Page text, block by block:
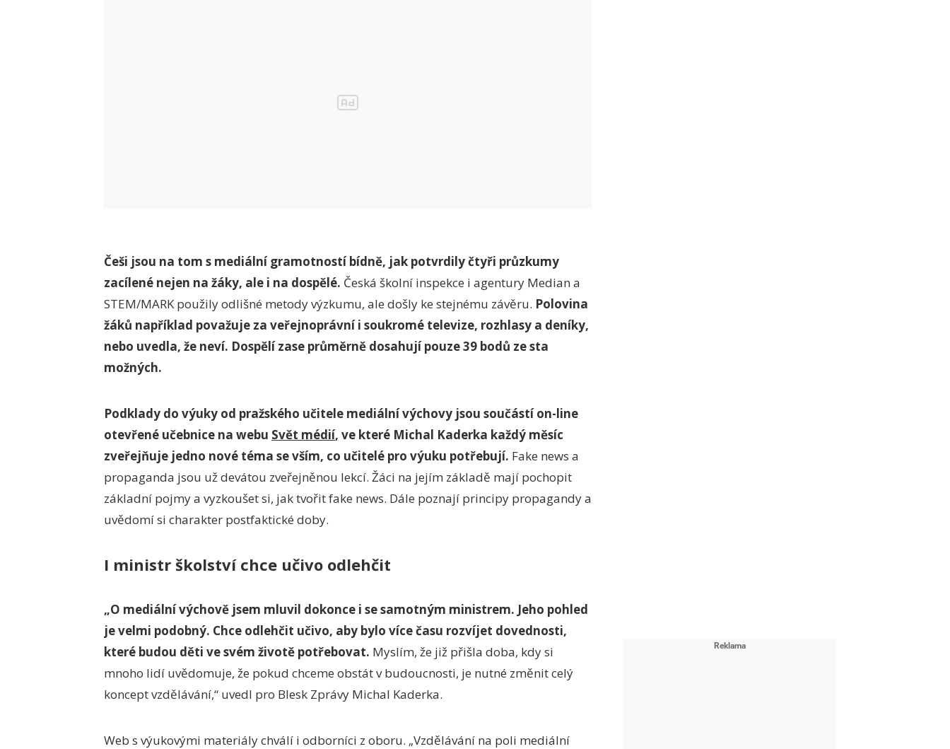
Češi jsou na tom s mediální gramotností bídně, jak potvrdily čtyři průzkumy
zacílené nejen na žáky, ale i na dospělé. Česká školní inspekce i agentury Median a
STEM/MARK použily odlišné metody výzkumu, ale došly ke stejnému závěru. Polovina
žáků například považuje za veřejnoprávní i soukromé televize, rozhlasy a deníky,
nebo uvedla, že neví. Dospělí zase průměrně dosahují pouze 39 bodů ze sta
možných.
Podklady do výuky od pražského učitele mediální výchovy jsou součástí on-line
otevřené učebnice na webu Svět médií, ve které Michal Kaderka každý měsíc
zveřejňuje jedno nové téma se vším, co učitelé pro výuku potřebují. Fake news a
propaganda jsou už devátou zveřejněnou lekcí. Žáci na jejím základě mají pochopit
základní pojmy a vyzkoušet si, jak tvořit fake news. Dále poznají principy propagandy a
uvědomí si charakter postfaktické doby.
I ministr školství chce učivo odlehčit
„O mediální výchově jsem mluvil dokonce i se samotným ministrem. Jeho pohled
je velmi podobný. Chce odlehčit učivo, aby bylo více času rozvíjet dovednosti,
které budou děti ve svém životě potřebovat. Myslím, že již přišla doba, kdy si
mnoho lidí uvědomuje, že pokud chceme obstát v budoucnosti, je nutné změnit celý
koncept vzdělávání,“ uvedl pro Blesk Zprávy Michal Kaderka.
Web s výukovými materiály chválí i odborníci z oboru. „Vzdělávání na poli mediální